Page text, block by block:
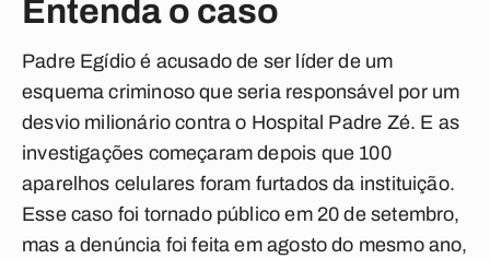
Entenda o caso
Padre Egídio é acusado de ser líder de um
esquema criminoso que seria responsável por um
desvio milionário contra o Hospital Padre Zé. E as
investigações começaram depois que 100
aparelhos celulares foram furtados da instituição.
Esse caso foi tornado público em 20 de setembro,
mas a denúncia foi feita em agosto do mesmo ano,